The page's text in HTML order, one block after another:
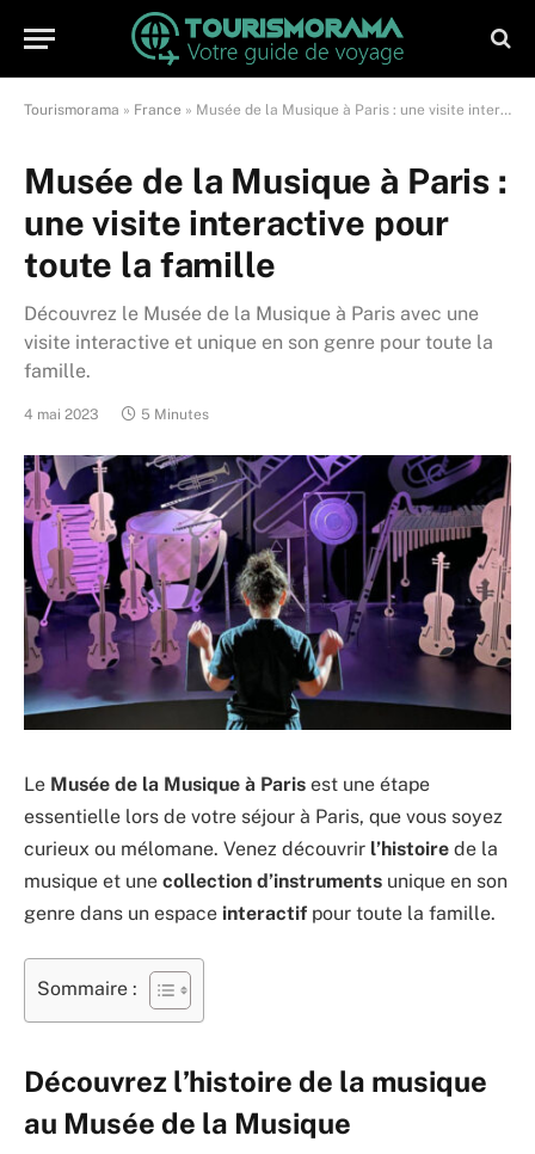
Tourismorama » France » Musée de la Musique à Paris : une visite interactive pour toute la famille
Musée de la Musique à Paris :
une visite interactive pour
toute la famille
Découvrez le Musée de la Musique à Paris avec une
visite interactive et unique en son genre pour toute la
famille.
4 mai 2023 5 Minutes
Le Musée de la Musique à Paris est une étape
essentielle lors de votre séjour à Paris, que vous soyez
curieux ou mélomane. Venez découvrir l’histoire de la
musique et une collection d’instruments unique en son
genre dans un espace interactif pour toute la famille.
Sommaire :
Découvrez l’histoire de la musique
au Musée de la Musique